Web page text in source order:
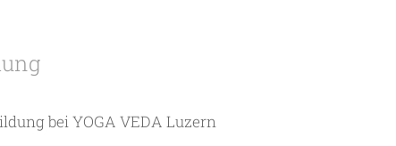
bei YOGA VEDA Luzern